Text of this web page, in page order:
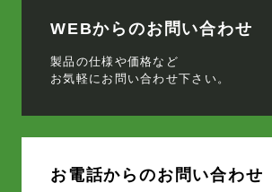
WEBからのお問い合わせ
製品の仕様や価格など
お気軽にお問い合わせ下さい。
お電話からのお問い合わせ